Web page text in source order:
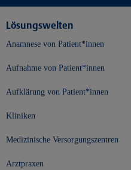
Lösungswelten
Anamnese von Patient*innen
Aufnahme von Patient*innen
Aufklärung von Patient*innen
Kliniken
Medizinische Versorgungszentren
Arztpraxen